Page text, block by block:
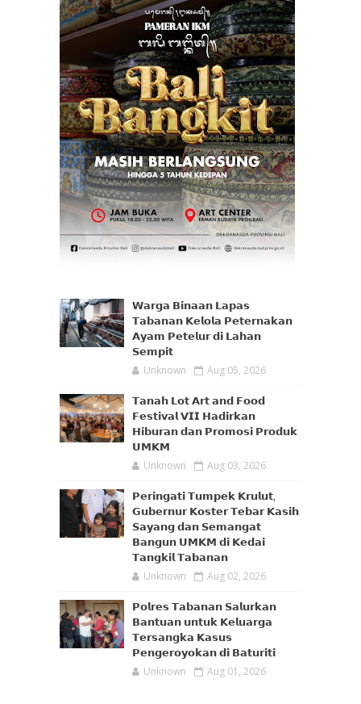
𝗪𝗮𝗿𝗴𝗮 𝗕𝗶𝗻𝗮𝗮𝗻 𝗟𝗮𝗽𝗮𝘀
𝗧𝗮𝗯𝗮𝗻𝗮𝗻 𝗞𝗲𝗹𝗼𝗹𝗮 𝗣𝗲𝘁𝗲𝗿𝗻𝗮𝗸𝗮𝗻
𝗔𝘆𝗮𝗺 𝗣𝗲𝘁𝗲𝗹𝘂𝗿 𝗱𝗶 𝗟𝗮𝗵𝗮𝗻
𝗦𝗲𝗺𝗽𝗶𝘁
Unknown Aug 05, 2026
𝗧𝗮𝗻𝗮𝗵 𝗟𝗼𝘁 𝗔𝗿𝘁 𝗮𝗻𝗱 𝗙𝗼𝗼𝗱
𝗙𝗲𝘀𝘁𝗶𝘃𝗮𝗹 𝗩𝗜𝗜 𝗛𝗮𝗱𝗶𝗿𝗸𝗮𝗻
𝗛𝗶𝗯𝘂𝗿𝗮𝗻 𝗱𝗮𝗻 𝗣𝗿𝗼𝗺𝗼𝘀𝗶 𝗣𝗿𝗼𝗱𝘂𝗸
𝗨𝗠𝗞𝗠
Unknown Aug 03, 2026
𝗣𝗲𝗿𝗶𝗻𝗴𝗮𝘁𝗶 𝗧𝘂𝗺𝗽𝗲𝗸 𝗞𝗿𝘂𝗹𝘂𝘁,
𝗚𝘂𝗯𝗲𝗿𝗻𝘂𝗿 𝗞𝗼𝘀𝘁𝗲𝗿 𝗧𝗲𝗯𝗮𝗿 𝗞𝗮𝘀𝗶𝗵
𝗦𝗮𝘆𝗮𝗻𝗴 𝗱𝗮𝗻 𝗦𝗲𝗺𝗮𝗻𝗴𝗮𝘁
𝗕𝗮𝗻𝗴𝘂𝗻 𝗨𝗠𝗞𝗠 𝗱𝗶 𝗞𝗲𝗱𝗮𝗶
𝗧𝗮𝗻𝗴𝗸𝗶𝗹 𝗧𝗮𝗯𝗮𝗻𝗮𝗻
Unknown Aug 02, 2026
𝗣𝗼𝗹𝗿𝗲𝘀 𝗧𝗮𝗯𝗮𝗻𝗮𝗻 𝗦𝗮𝗹𝘂𝗿𝗸𝗮𝗻
𝗕𝗮𝗻𝘁𝘂𝗮𝗻 𝘂𝗻𝘁𝘂𝗸 𝗞𝗲𝗹𝘂𝗮𝗿𝗴𝗮
𝗧𝗲𝗿𝘀𝗮𝗻𝗴𝗸𝗮 𝗞𝗮𝘀𝘂𝘀
𝗣𝗲𝗻𝗴𝗲𝗿𝗼𝘆𝗼𝗸𝗮𝗻 𝗱𝗶 𝗕𝗮𝘁𝘂𝗿𝗶𝘁𝗶
Unknown Aug 01, 2026